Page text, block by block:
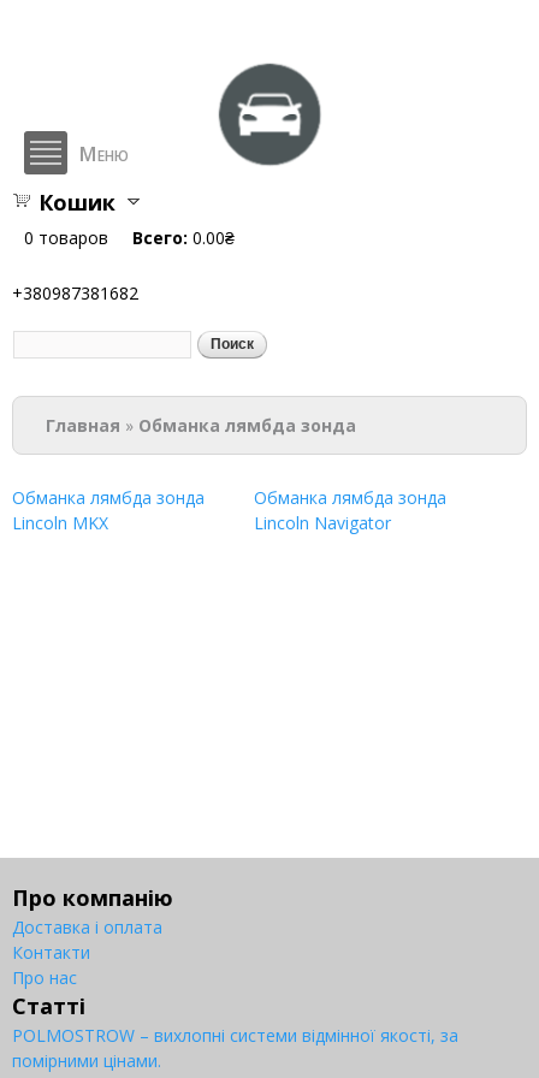
содержанию
hlop.com.ua
Меню
Кошик
0 товаров Всего: 0.00₴
+380987381682
Форма поиска
Вы здесь
Главная » Обманка лямбда зонда
Обманка лямбда зонда
Lincoln MKX
Обманка лямбда зонда
Lincoln Navigator
Про компанію
Доставка і оплата
Контакти
Про нас
Статті
POLMOSTROW – вихлопні системи відмінної якості, за
помірними цінами.